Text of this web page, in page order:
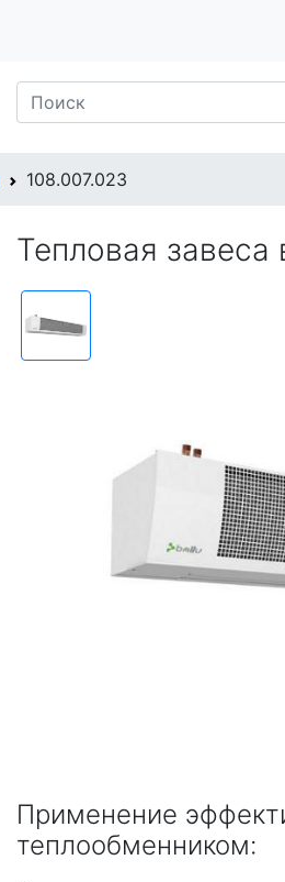
108.007.023
Тепловая
Применение
теплообменником: